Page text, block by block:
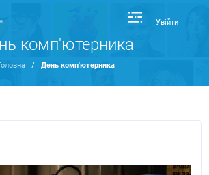
Увійти
комп'ютерника
/ День комп'ютерника